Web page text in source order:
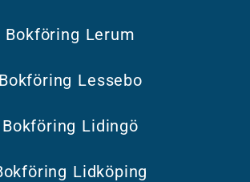
Bokföring Lerum
Bokföring Lessebo
Bokföring Lidingö
Lidköping